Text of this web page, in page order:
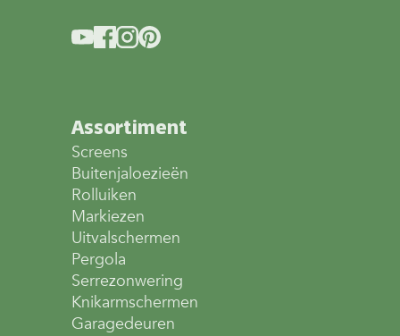
Assortiment
Screens
Buitenjaloezieën
Rolluiken
Markiezen
Uitvalschermen
Pergola
Serrezonwering
Knikarmschermen
Garagedeuren